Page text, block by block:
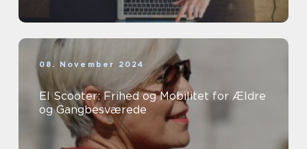
08. November 2024
El Scooter: Frihed og Mobilitet for Ældre
og Gangbesværede